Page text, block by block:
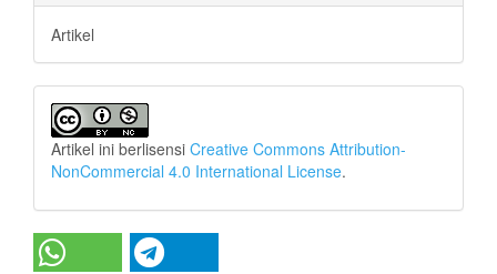
Artikel
Artikel ini berlisensi Creative Commons Attribution-
NonCommercial 4.0 International License.